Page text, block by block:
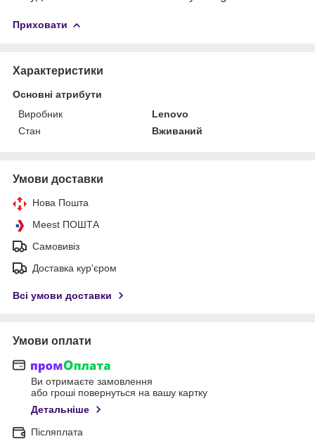
Приховати
Характеристики
Основні атрибути
Виробник
Lenovo
Стан
Вживаний
Умови доставки
Нова Пошта
Meest ПОШТА
Самовивіз
Доставка кур'єром
Всі умови доставки
Умови оплати
Ви отримаєте замовлення
або гроші повернуться на вашу картку
Детальніше
Післяплата